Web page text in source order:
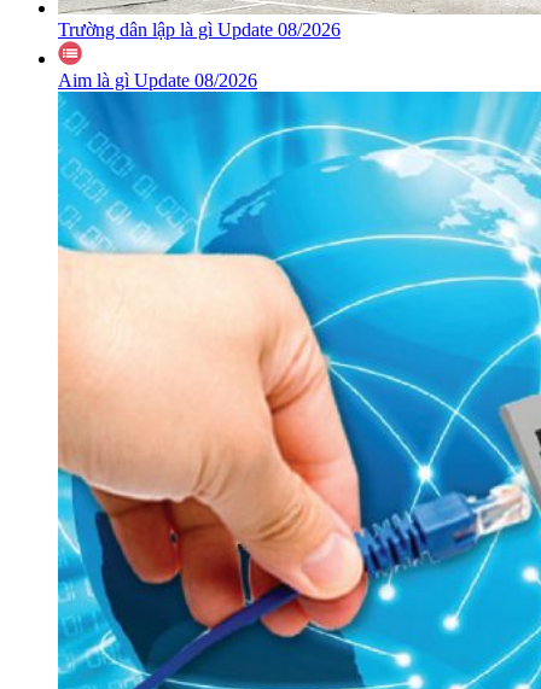
Trường dân lập là gì Update 08/2026
Aim là gì Update 08/2026